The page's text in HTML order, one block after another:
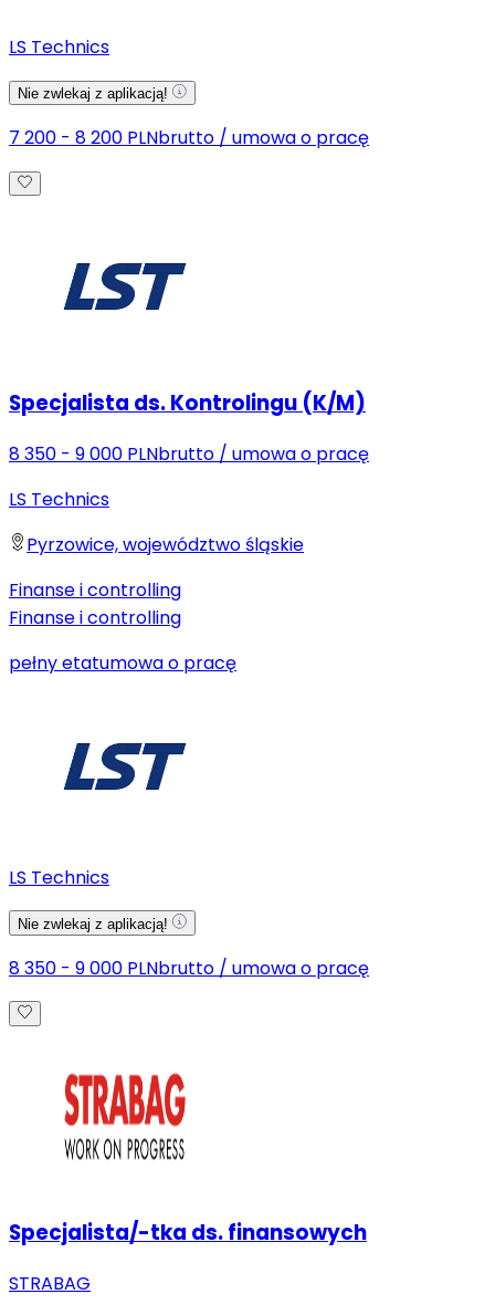
LS Technics
Nie zwlekaj z aplikacją!
7 200 - 8 200 PLNbrutto / umowa o pracę
Specjalista ds. Kontrolingu (K/M)
8 350 - 9 000 PLNbrutto / umowa o pracę
LS Technics
Pyrzowice, województwo śląskie
Finanse i controlling
Finanse i controlling
pełny etatumowa o pracę
LS Technics
Nie zwlekaj z aplikacją!
8 350 - 9 000 PLNbrutto / umowa o pracę
Specjalista/-tka ds. finansowych
STRABAG